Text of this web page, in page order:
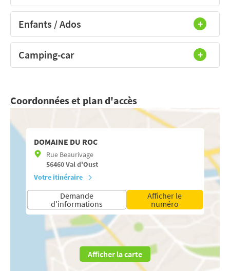
Enfants / Ados
Camping-car
Coordonnées et plan d'accès
DOMAINE DU ROC
Rue Beaurivage
56460Val d'Oust
Votre itinéraire
Demande
d'informations
Afficher le
numéro
Afficher la carte